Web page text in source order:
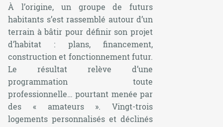
À l’origine, un groupe de futurs
habitants s’est rassemblé autour d’un
terrain à bâtir pour définir son projet
d’habitat : plans, financement,
construction et fonctionnement futur.
Le résultat relève d’une
programmation toute
professionnelle… pourtant menée par
des « amateurs ». Vingt-trois
logements personnalisés et déclinés